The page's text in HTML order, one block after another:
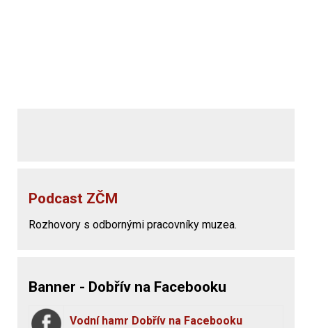
Podcast ZČM
Rozhovory s odbornými pracovníky muzea.
Banner - Dobřív na Facebooku
Vodní hamr Dobřív na Facebooku